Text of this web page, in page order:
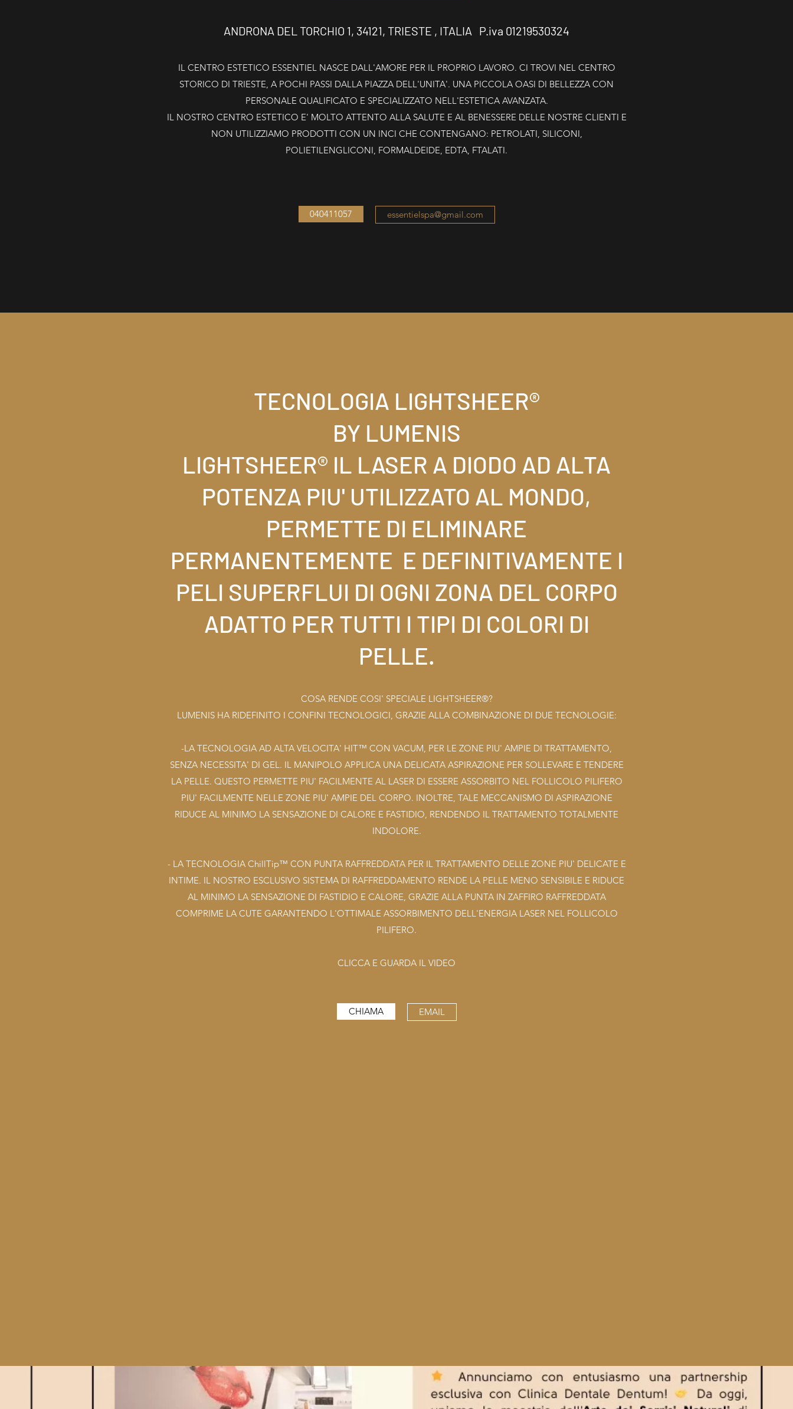
ANDRONA DEL TORCHIO 1, 34121, TRIESTE , ITALIA P.iva 01219530324
IL CENTRO ESTETICO ESSENTIEL NASCE DALL'AMORE PER IL PROPRIO LAVORO. CI TROVI NEL CENTRO
STORICO DI TRIESTE, A POCHI PASSI DALLA PIAZZA DELL'UNITA'. UNA PICCOLA OASI DI BELLEZZA CON
PERSONALE QUALIFICATO E SPECIALIZZATO NELL'ESTETICA AVANZATA.
IL NOSTRO CENTRO ESTETICO E' MOLTO ATTENTO ALLA SALUTE E AL BENESSERE DELLE NOSTRE CLIENTI E
NON UTILIZZIAMO PRODOTTI CON UN INCI CHE CONTENGANO: PETROLATI, SILICONI,
POLIETILENGLICONI, FORMALDEIDE, EDTA, FTALATI.
040411057 essentielspa@gmail.com
TECNOLOGIA LIGHTSHEER®
BY LUMENIS
LIGHTSHEER® IL LASER A DIODO AD ALTA
POTENZA PIU' UTILIZZATO AL MONDO,
PERMETTE DI ELIMINARE
PERMANENTEMENTE E DEFINITIVAMENTE I
PELI SUPERFLUI DI OGNI ZONA DEL CORPO
ADATTO PER TUTTI I TIPI DI COLORI DI
PELLE.
COSA RENDE COSI' SPECIALE LIGHTSHEER®?
LUMENIS HA RIDEFINITO I CONFINI TECNOLOGICI, GRAZIE ALLA COMBINAZIONE DI DUE TECNOLOGIE:
-LA TECNOLOGIA AD ALTA VELOCITA' HIT™ CON VACUM, PER LE ZONE PIU' AMPIE DI TRATTAMENTO,
SENZA NECESSITA' DI GEL. IL MANIPOLO APPLICA UNA DELICATA ASPIRAZIONE PER SOLLEVARE E TENDERE
LA PELLE. QUESTO PERMETTE PIU' FACILMENTE AL LASER DI ESSERE ASSORBITO NEL FOLLICOLO PILIFERO
PIU' FACILMENTE NELLE ZONE PIU' AMPIE DEL CORPO. INOLTRE, TALE MECCANISMO DI ASPIRAZIONE
RIDUCE AL MINIMO LA SENSAZIONE DI CALORE E FASTIDIO, RENDENDO IL TRATTAMENTO TOTALMENTE
INDOLORE.
- LA TECNOLOGIA ChillTip™ CON PUNTA RAFFREDDATA PER IL TRATTAMENTO DELLE ZONE PIU' DELICATE E
INTIME. IL NOSTRO ESCLUSIVO SISTEMA DI RAFFREDDAMENTO RENDE LA PELLE MENO SENSIBILE E RIDUCE
AL MINIMO LA SENSAZIONE DI FASTIDIO E CALORE, GRAZIE ALLA PUNTA IN ZAFFIRO RAFFREDDATA
COMPRIME LA CUTE GARANTENDO L'OTTIMALE ASSORBIMENTO DELL'ENERGIA LASER NEL FOLLICOLO
PILIFERO.
CLICCA E GUARDA IL VIDEO
CHIAMA EMAIL